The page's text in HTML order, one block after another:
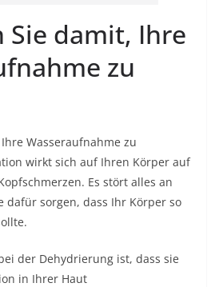
Sie damit, Ihre
zu
Wasseraufnahme zu
wirkt sich auf Ihren Körper auf
Es stört alles an
dafür sorgen, dass Ihr Körper so
der Dehydrierung ist, dass sie
in Ihrer Haut